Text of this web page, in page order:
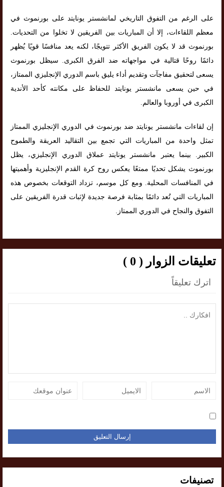
على الرغم من التفوق التاريخي لمانشستر يونايتد على بورنموث في
معظم اللقاءات، إلا أن المباريات بين الفريقين لا تخلوا من التحديات.
بورنموث قد لا يكون الفريق الأكثر تتويجًا، لكنه يعد منافسًا قويًا يُظهر
دائمًا روحًا قتالية في مواجهاته ضد الفرق الكبرى. سيظل بورنموث
يسعى لتحقيق مفاجآت وتقديم أداء يليق باسم الدوري الإنجليزي الممتاز،
في حين يسعى مانشستر يونايتد للحفاظ على مكانته كأحد الأندية
الكبرى في أوروبا والعالم.
إن لقاءات مانشستر يونايتد ضد بورنموث في الدوري الإنجليزي الممتاز
تمثل واحدة من المباريات التي تجمع بين التقاليد العريقة والطموح
الكبير. بينما يعتبر مانشستر يونايتد عملاق الدوري الإنجليزي، يظل
بورنموث يشكل تحديًا ممتعًا يعكس روح كرة القدم الإنجليزية وأهميتها
في المنافسات المحلية. ومع كل موسم، تزداد التوقعات بخصوص هذه
المباريات التي تُعد دائمًا بمثابة فرصة جديدة لإثبات قدرة الفريقين على
التفوق والنجاح في الدوري الممتاز.
تعليقات الزوار ( 0 )
اترك تعليقاً
تصنيفات